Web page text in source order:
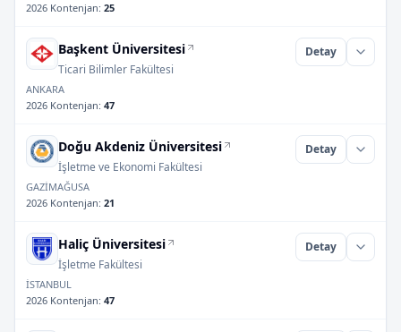
2026 Kontenjan: 25
Başkent Üniversitesi
Ticari Bilimler Fakültesi
Detay
ANKARA
2026 Kontenjan: 47
Doğu Akdeniz Üniversitesi
İşletme ve Ekonomi Fakültesi
Detay
GAZİMAĞUSA
2026 Kontenjan: 21
Haliç Üniversitesi
İşletme Fakültesi
Detay
İSTANBUL
2026 Kontenjan: 47